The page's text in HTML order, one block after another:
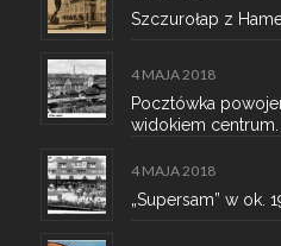
Szczurołap z
4 MAJA 2018
Pocztówka
widokiem centrum.
4 MAJA 2018
„Supersam” w ok.